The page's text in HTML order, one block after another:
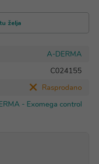
želja
A-DERMA
C024155
Rasprodano
- Exomega control